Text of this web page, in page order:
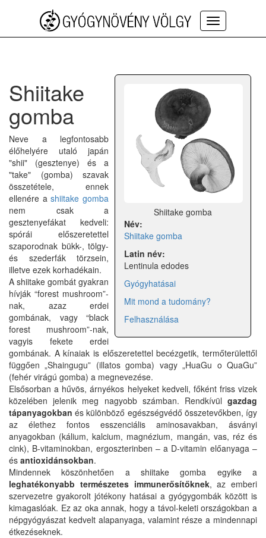
Toggle
navigation
Shiitake gomba
Név:
Shiitake gomba
Latin név:
Lentinula edodes
Gyógyhatásai
Mit mond a tudomány?
Felhasználása
Shiitake
gomba
Neve a legfontosabb
élőhelyére utaló japán
"shii" (gesztenye) és a
"take" (gomba) szavak
összetétele, ennek
ellenére ashiitake gomba
nem csak a
gesztenyefákat kedveli:
spórái előszeretettel
szaporodnak bükk-, tölgy-
és szederfák törzsein,
illetve ezek korhadékain.
A shiitake gombát gyakran
hívják “forest mushroom”-
nak, azaz erdei
gombának, vagy “black
forest mushroom”-nak,
vagyis fekete erdei
gombának. A kínaiak is előszeretettel becézgetik, termőterülettől
függően „Shaingugu” (illatos gomba) vagy „HuaGu o QuaGu”
(fehér virágú gomba) a megnevezése.
Elsősorban a hűvös, árnyékos helyeket kedveli, főként friss vizek
közelében jelenik meg nagyobb számban. Rendkívül gazdag
tápanyagokban és különböző egészségvédő összetevőkben, így
az élethez fontos esszenciális aminosavakban, ásványi
anyagokban (kálium, kalcium, magnézium, mangán, vas, réz és
cink), B-vitaminokban, ergoszterinben – a D-vitamin előanyaga –
és antioxidánsokban.
Mindennek köszönhetően a shiitake gomba egyike a
leghatékonyabb természetes immunerősítőknek, az emberi
szervezetre gyakorolt jótékony hatásai a gyógygombák között is
kimagaslóak. Ez az oka annak, hogy a távol-keleti országokban a
népgyógyászat kedvelt alapanyaga, valamint része a mindennapi
étkezéseknek.